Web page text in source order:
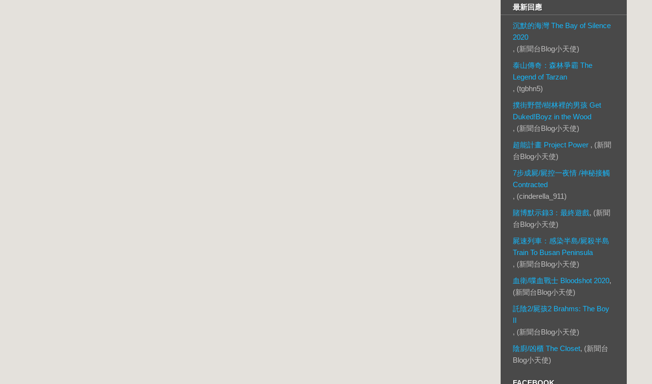
最新回應
沉默的海灣 The Bay of Silence
2020
, (新聞台Blog小天使)
泰山傳奇：森林爭霸 The
Legend of Tarzan
, (tgbhn5)
撲街野營/樹林裡的男孩 Get
Duked!Boyz in the Wood
, (新聞台Blog小天使)
超能計畫 Project Power , (新聞
台Blog小天使)
7步成屍/屍控一夜情 /神秘接觸
Contracted
, (cinderella_911)
賭博默示錄3：最終遊戲, (新聞
台Blog小天使)
屍速列車：感染半島/屍殺半島
Train To Busan Peninsula
, (新聞台Blog小天使)
血衛/喋血戰士 Bloodshot 2020,
(新聞台Blog小天使)
託陰2/屍孩2 Brahms: The Boy
II
, (新聞台Blog小天使)
陰廚/凶櫃 The Closet, (新聞台
Blog小天使)